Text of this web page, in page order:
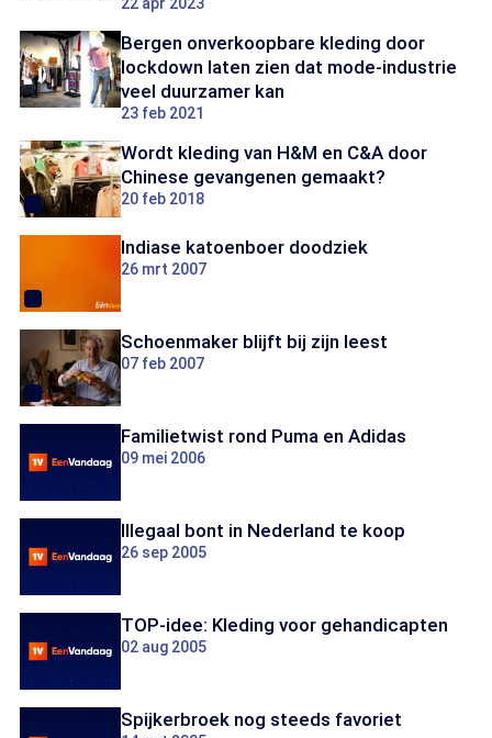
Bergen onverkoopbare kleding door
lockdown laten zien dat mode-industrie
veel duurzamer kan
23 feb 2021
Wordt kleding van H&M en C&A door
Chinese gevangenen gemaakt?
20 feb 2018
Indiase katoenboer doodziek
26 mrt 2007
Schoenmaker blijft bij zijn leest
07 feb 2007
Familietwist rond Puma en Adidas
09 mei 2006
Illegaal bont in Nederland te koop
26 sep 2005
TOP-idee: Kleding voor gehandicapten
02 aug 2005
Spijkerbroek nog steeds favoriet